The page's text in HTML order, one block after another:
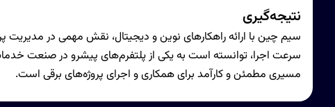
نتیجه‌گیری
سیم چین با ارائه راهکارهای نوین و دیجیتال، نقش مهمی در مدیریت
سرعت اجرا، توانسته است به یکی از پلتفرم‌های پیشرو در صنعت
مسیری مطمئن و کارآمد برای همکاری و اجرای پروژه‌های برقی است.